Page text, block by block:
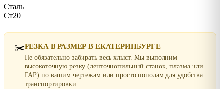
Сталь
Ст20
✂️РЕЗКА В РАЗМЕР В ЕКАТЕРИНБУРГЕ
Не обязательно забирать весь хлыст. Мы выполним
высокоточную резку (ленточнопильный станок, плазма или
ГАР) по вашим чертежам или просто пополам для удобства
транспортировки.